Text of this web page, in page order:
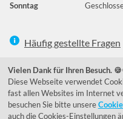
Sonntag
Häufig gestellte Fragen
039292 - 678215
de@lumidora.com
Vielen Dank für Ihren Besuch.
Diese Webseite verwendet
fast allen Websites im Internet
besuchen Sie bitte unsere
auch die Cookies-Einstellungen